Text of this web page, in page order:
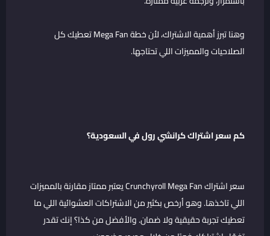
وهنا تبرز أهمية الاشتراك، لأن خطة Mega Fan تعطيك كل
الصلاحيات والمميزات اللي تحتاجها.
كم سعر اشتراك كرانشي رول في السعودية؟
سعر اشتراك Crunchyroll Mega Fan يعتبر ممتاز مقارنة بالمميزات
اللي تاخذها. وهو أرخص بكثير من الاشتراكات العشوائية اللي ما
تعطيك تجربة حقيقية ولا ضمان. والأفضل من كذا؟ إنك تقدر